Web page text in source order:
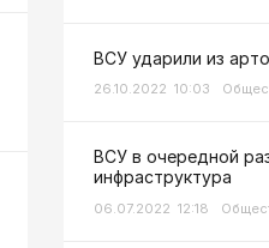
ВСУ ударили из
26.10.2022 10:03
ВСУ в очередной
инфраструктура
06.07.2022 12:18